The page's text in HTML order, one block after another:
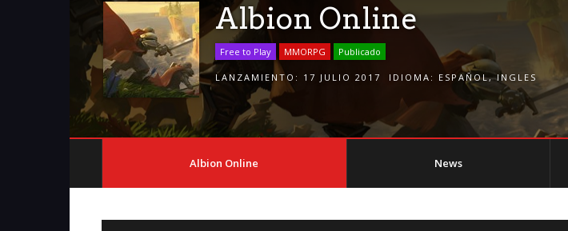
Albion Online
Free to Play MMORPG Publicado
LANZAMIENTO: 17 JULIO 2017 IDIOMA: ESPAÑOL,INGLES
Albion Online News